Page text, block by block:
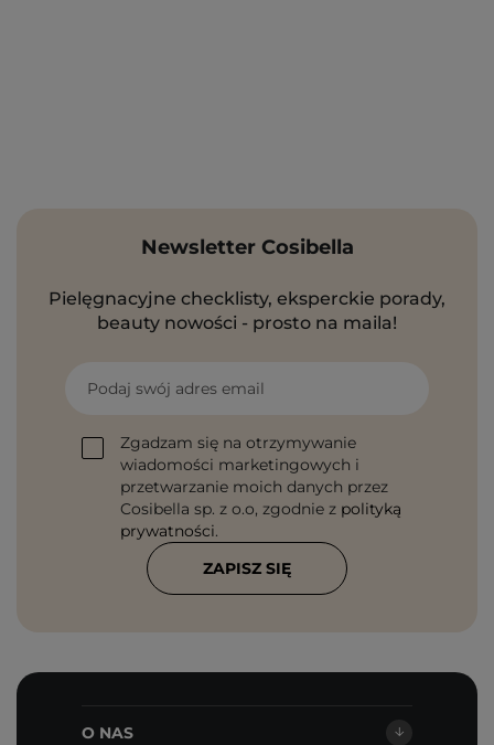
Newsletter Cosibella
Pielęgnacyjne checklisty, eksperckie porady,
beauty nowości - prosto na maila!
Podaj swój adres email
Zgadzam się na otrzymywanie
wiadomości marketingowych i
przetwarzanie moich danych przez
Cosibella sp. z o.o, zgodnie z polityką
prywatności.
ZAPISZ SIĘ
O NAS